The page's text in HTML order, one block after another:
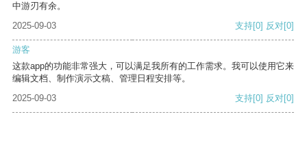
中游刃有余。
2025-09-03
支持[0] 反对[0]
游客
这款app的功能非常强大，可以满足我所有的工作需求。我可以使用它来
编辑文档、制作演示文稿、管理日程安排等。
2025-09-03
支持[0] 反对[0]